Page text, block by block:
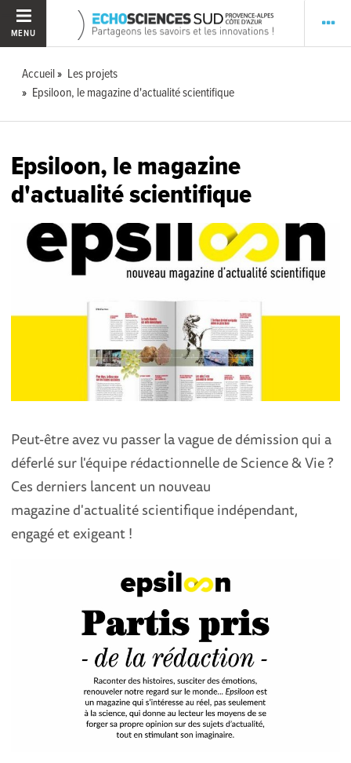
MENU
Accueil
Les projets
Epsiloon, le magazine d'actualité scientifique
Epsiloon, le magazine
d'actualité scientifique
Peut-être avez vu passer la vague de démission qui a
déferlé sur l'équipe rédactionnelle de Science & Vie ?
Ces derniers lancent un nouveau
magazine d'actualité scientifique indépendant,
engagé et exigeant !